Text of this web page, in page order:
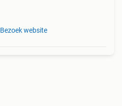
Bezoek website